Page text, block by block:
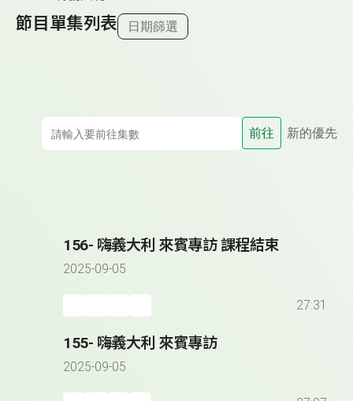
節目單集列表 日期篩選
前往 新的優先
156- 嗨義大利 來賓專訪 課程結束
2025-09-05
27:31
155- 嗨義大利 來賓專訪
2025-09-05